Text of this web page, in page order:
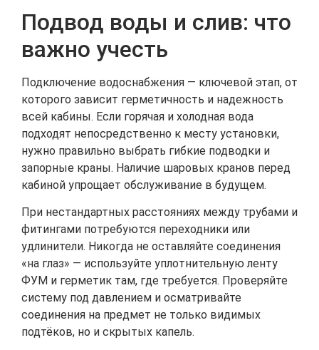
Подвод воды и слив: что
важно учесть
Подключение водоснабжения — ключевой этап, от
которого зависит герметичность и надежность
всей кабины. Если горячая и холодная вода
подходят непосредственно к месту установки,
нужно правильно выбрать гибкие подводки и
запорные краны. Наличие шаровых кранов перед
кабиной упрощает обслуживание в будущем.
При нестандартных расстояниях между трубами и
фитингами потребуются переходники или
удлинители. Никогда не оставляйте соединения
«на глаз» — используйте уплотнительную ленту
ФУМ и герметик там, где требуется. Проверяйте
систему под давлением и осматривайте
соединения на предмет не только видимых
подтёков, но и скрытых капель.